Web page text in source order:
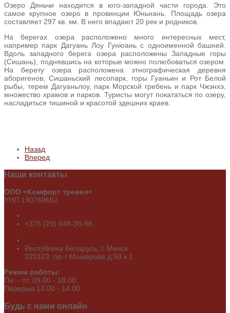
Озеро Дяньчи находится в юго-западной части города. Это
самое крупное озеро в провинции Юньнань. Площадь озера
составляет 297 кв. км. В него впадают 20 рек и родников.
На берегах озера расположено много интересных мест,
например парк Дагуань Лоу Гунюань с одноименной башней.
Вдоль западного берега озера расположены Западные горы
(Сишань), поднявшись на которые можно полюбоваться озером.
На берету озера расположена этнографическая деревня
аборигенов, Сишаньский лесопарк, горы Гуаньин и Рот Белой
рыбы, терем Дагуаньлоу, парк Морской гребень и парк Чжэнхэ,
множество храмов и парков. Туристы могут покататься по озеру,
насладиться тишиной и красотой здешних краев.
Назад
Вперед
Наши контакты
ООО «Комфорт тревел»
УНП 190769652
+375 (29) 648-38-56
Республика Беларусь, г. Минск
220123, пр-т Машерова д.50 к.1
Режим работы:
Пн. - пт. 09.00 - 18.00
Перерыв 13.00 - 14.00
Будь с нами онлайн